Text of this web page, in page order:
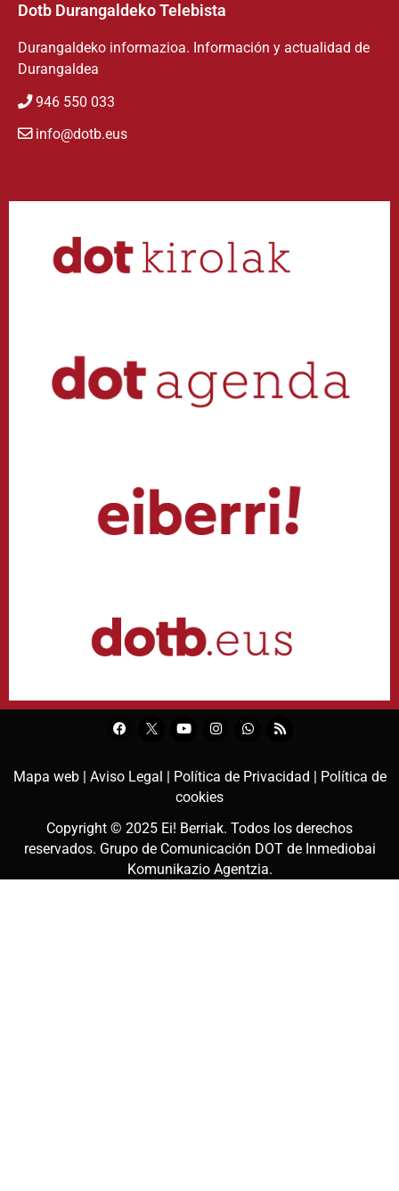
Dotb Durangaldeko Telebista
Durangaldeko informazioa. Información y actualidad de
Durangaldea
946 550 033
info@dotb.eus
Mapa web | Aviso Legal | Política de Privacidad | Política de
cookies
Copyright © 2025 Ei! Berriak. Todos los derechos
reservados. Grupo de Comunicación DOT de Inmediobai
Komunikazio Agentzia.